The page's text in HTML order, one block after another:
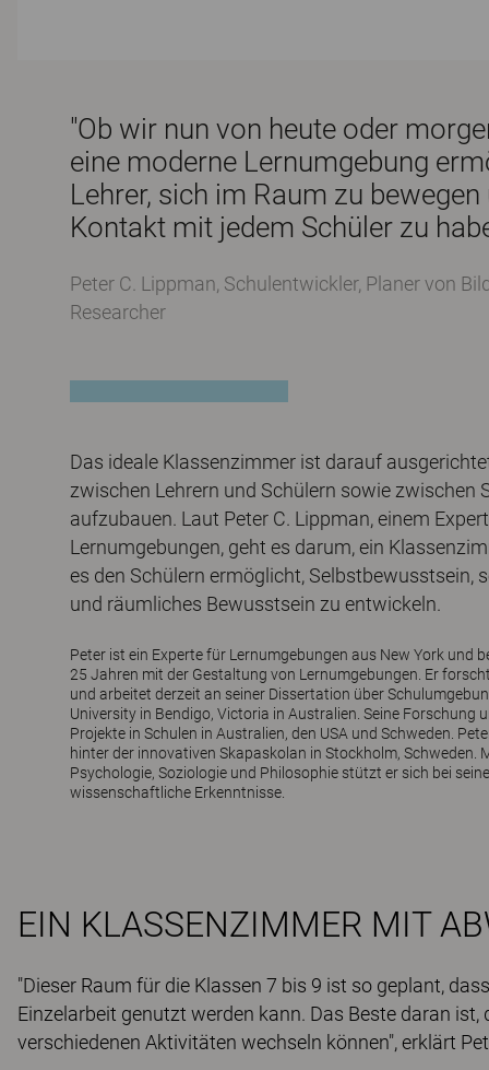
"Ob wir nun von heute oder
eine moderne Lernumgebung
Lehrer, sich im Raum zu
Kontakt mit jedem Schüler zu
Peter C. Lippman, Schulentwickler, Planer von
Researcher
Das ideale Klassenzimmer ist darauf
zwischen Lehrern und Schülern sowie zwischen
aufzubauen. Laut Peter C. Lippman, einem
Lernumgebungen, geht es darum, ein
es den Schülern ermöglicht, Selbstbewusstsein,
und räumliches Bewusstsein zu entwickeln.
Peter ist ein Experte für Lernumgebungen aus New York und
25 Jahren mit der Gestaltung von Lernumgebungen. Er
und arbeitet derzeit an seiner Dissertation über
University in Bendigo, Victoria in Australien. Seine Forschung
Projekte in Schulen in Australien, den USA und Schweden.
hinter der innovativen Skapaskolan in Stockholm, Schweden.
Psychologie, Soziologie und Philosophie stützt er sich bei
wissenschaftliche Erkenntnisse.
EIN KLASSENZIMMER MIT
"Dieser Raum für die Klassen 7 bis 9 ist so geplant,
Einzelarbeit genutzt werden kann. Das Beste daran
verschiedenen Aktivitäten wechseln können", erklärt